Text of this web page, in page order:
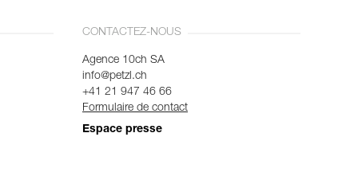
CONTACTEZ-NOUS
Agence 10ch SA
info@petzl.ch
+41 21 947 46 66
Formulaire de contact
Espace presse